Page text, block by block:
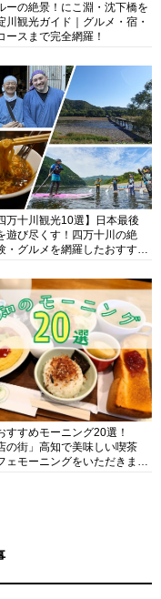
ーの絶景！にこ淵・沈下橋を
川観光ガイド｜グルメ・宿・
ースまで完全網羅！
万十川観光10選】日本最後
遊び尽くす！四万十川の絶
・グルメを網羅したおすすめ
すすめモーニング20選！
の街」高知で美味しい喫茶
ェモーニングをいただきま